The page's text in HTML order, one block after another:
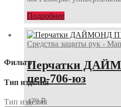
Подробнее
Средства защиты рук -
Перчатки
пер-706-юз
479₽
Фильтр
Тип изделия
Тип изделия